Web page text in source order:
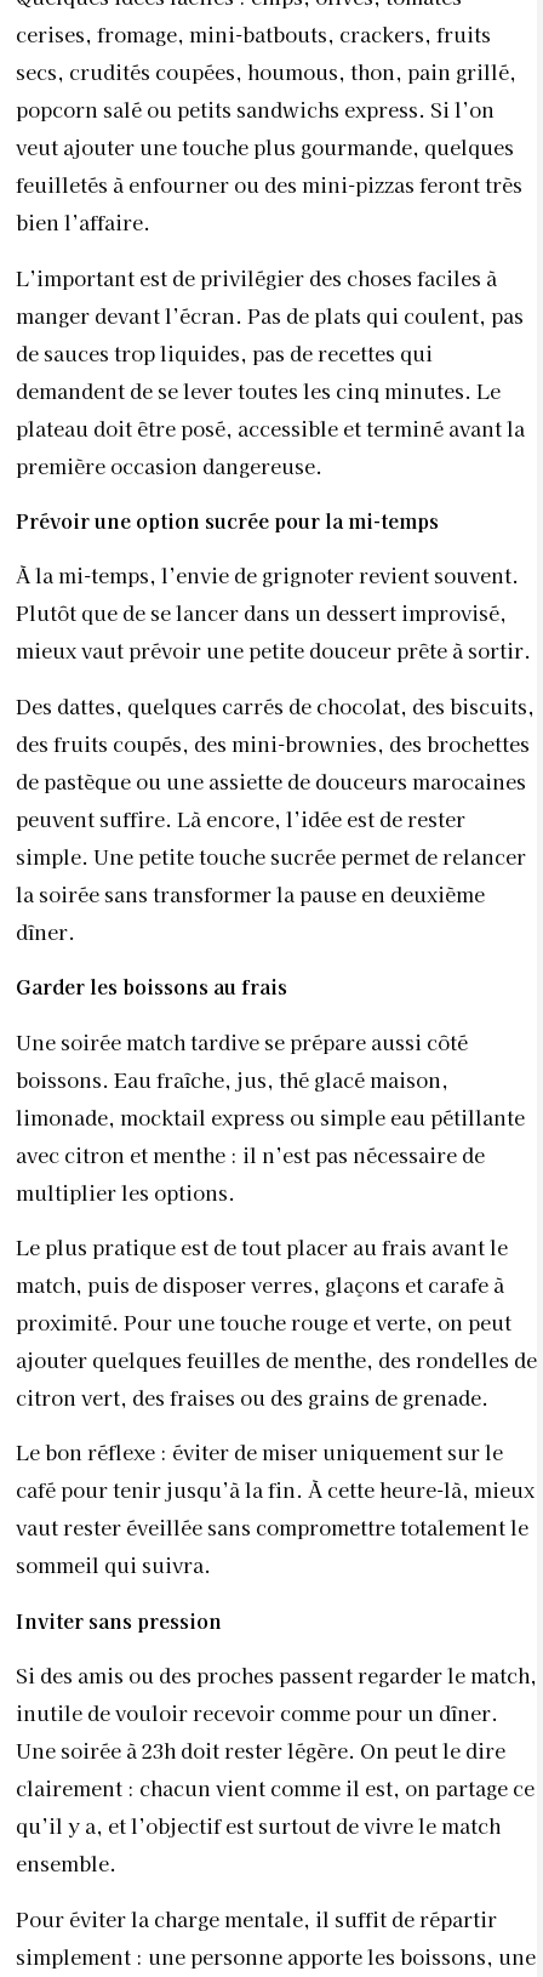
cerises, fromage, mini-batbouts, crackers, fruits
secs, crudités coupées, houmous, thon, pain grillé,
popcorn salé ou petits sandwichs express. Si l’on
veut ajouter une touche plus gourmande, quelques
feuilletés à enfourner ou des mini-pizzas feront très
bien l’affaire.
L’important est de privilégier des choses faciles à
manger devant l’écran. Pas de plats qui coulent, pas
de sauces trop liquides, pas de recettes qui
demandent de se lever toutes les cinq minutes. Le
plateau doit être posé, accessible et terminé avant la
première occasion dangereuse.
Prévoir une option sucrée pour la mi-temps
À la mi-temps, l’envie de grignoter revient souvent.
Plutôt que de se lancer dans un dessert improvisé,
mieux vaut prévoir une petite douceur prête à sortir.
Des dattes, quelques carrés de chocolat, des biscuits,
des fruits coupés, des mini-brownies, des brochettes
de pastèque ou une assiette de douceurs marocaines
peuvent suffire. Là encore, l’idée est de rester
simple. Une petite touche sucrée permet de relancer
la soirée sans transformer la pause en deuxième
dîner.
Garder les boissons au frais
Une soirée match tardive se prépare aussi côté
boissons. Eau fraîche, jus, thé glacé maison,
limonade, mocktail express ou simple eau pétillante
avec citron et menthe : il n’est pas nécessaire de
multiplier les options.
Le plus pratique est de tout placer au frais avant le
match, puis de disposer verres, glaçons et carafe à
proximité. Pour une touche rouge et verte, on peut
ajouter quelques feuilles de menthe, des rondelles de
citron vert, des fraises ou des grains de grenade.
Le bon réflexe : éviter de miser uniquement sur le
café pour tenir jusqu’à la fin. À cette heure-là, mieux
vaut rester éveillée sans compromettre totalement le
sommeil qui suivra.
Inviter sans pression
Si des amis ou des proches passent regarder le match,
inutile de vouloir recevoir comme pour un dîner.
Une soirée à 23h doit rester légère. On peut le dire
clairement : chacun vient comme il est, on partage ce
qu’il y a, et l’objectif est surtout de vivre le match
ensemble.
Pour éviter la charge mentale, il suffit de répartir
simplement : une personne apporte les boissons, une